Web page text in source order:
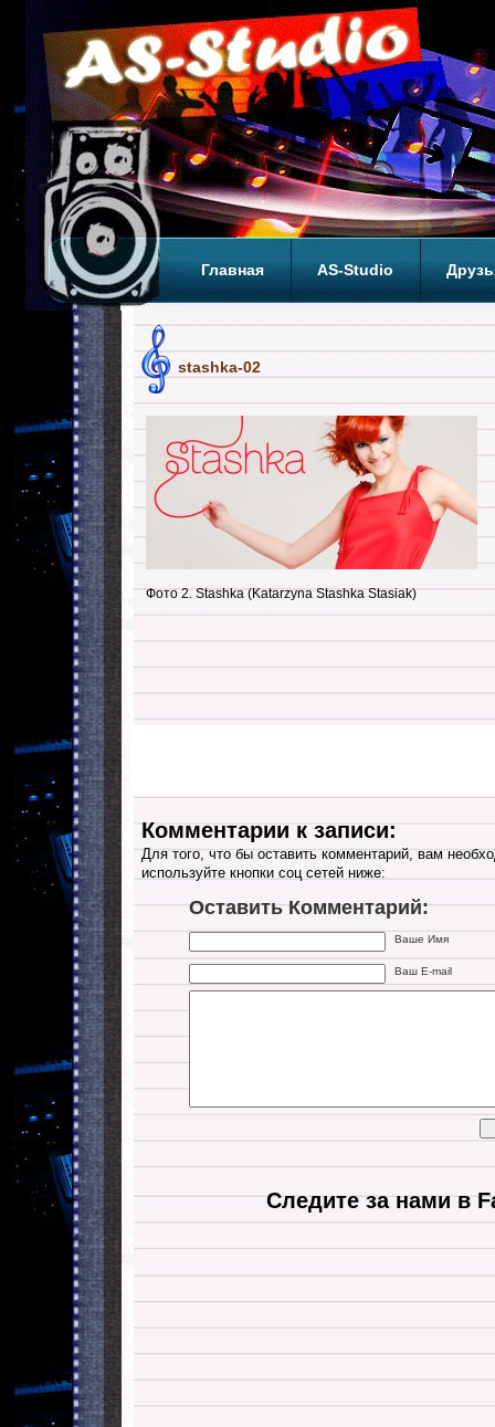
Главная AS-Studio
stashka-02
Фото 2. Stashka (Katarzyna Stashka Stasiak)
Комментарии к записи:
Для того, что бы оставить комментарий, вам
используйте кнопки соц сетей ниже:
Оставить Комментарий:
Ваше Имя
Ваш E-mail
Следите за нами в